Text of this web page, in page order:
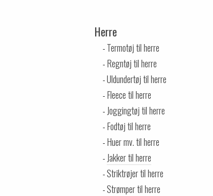
Herre
Termotøj til herre
Regntøj til herre
Uldundertøj til herre
Fleece til herre
Joggingtøj til herre
Fodtøj til herre
Huer mv. til herre
Jakker til herre
Striktrøjer til herre
Strømper til herre